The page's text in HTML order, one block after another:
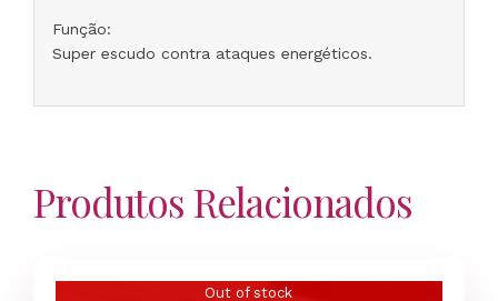
Função:
Super escudo contra ataques energéticos.
Produtos Relacionados
Out of stock